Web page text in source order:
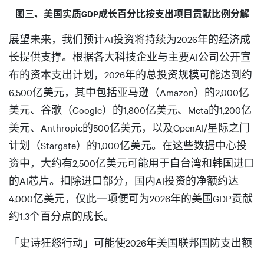
图三、美国实质GDP成长百分比按支出项目贡献比例分解
展望未来，我们预计AI投资将持续为2026年的经济成
长提供支撑。根据各大科技企业与主要AI公司公开宣
布的资本支出计划，2026年的总投资规模可能达到约
6,500亿美元，其中包括亚马逊（Amazon）的2,000亿
美元、谷歌（Google）的1,800亿美元、Meta的1,200亿
美元、Anthropic的500亿美元，以及OpenAI/星际之门
计划（Stargate）的1,000亿美元。在这些数据中心投
资中，大约有2,500亿美元可能用于自台湾和韩国进口
的AI芯片。扣除进口部分，国内AI投资的净额约达
4,000亿美元，仅此一项便可为2026年的美国GDP贡献
约1.3个百分点的成长。
「史诗狂怒行动」可能使2026年美国联邦国防支出额